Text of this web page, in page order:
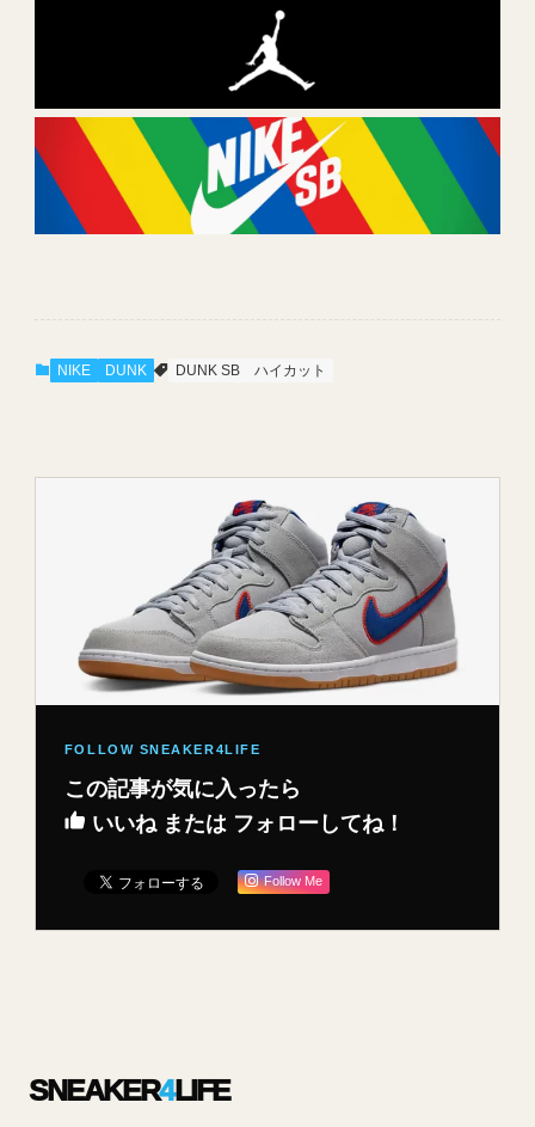
NIKE DUNK DUNK SB ハイカット
この記事が気に入ったら
いいね または フォローしてね！
Follow Me
SNEAKER4LIFE